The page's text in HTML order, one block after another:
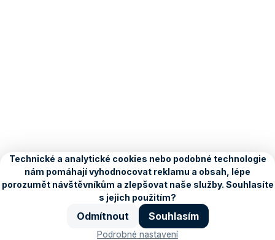
Kariéra Blog Ochrana údajů
personalizace
Copyright © 1996–2026, Seznam.cz, a.s.